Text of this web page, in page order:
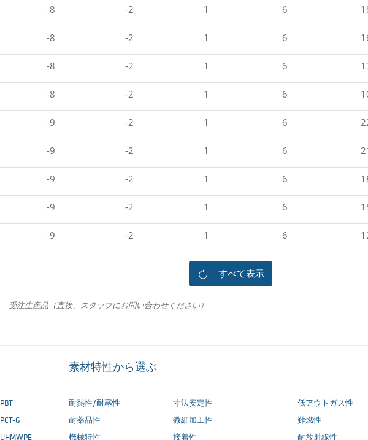
-8 -2 1 6
-8 -2 1 6
-8 -2 1 6
-8 -2 1 6
-9 -2 1 6
-9 -2 1 6
-9 -2 1 6
-9 -2 1 6
-9 -2 1 6
すべて表示
受注生産品（直接、スタッフにお問い合わせください）
PBT
PCT-G
UHMWPE
素材特性から選ぶ
耐熱性/耐寒性
耐薬品性
機械特性
寸法安定性
微細加工性
接着性
低アウトガス性
難燃性
耐放射線性